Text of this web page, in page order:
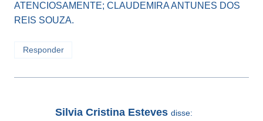
ATENCIOSAMENTE; CLAUDEMIRA ANTUNES DOS
REIS SOUZA.
Responder
Silvia Cristina Esteves disse: